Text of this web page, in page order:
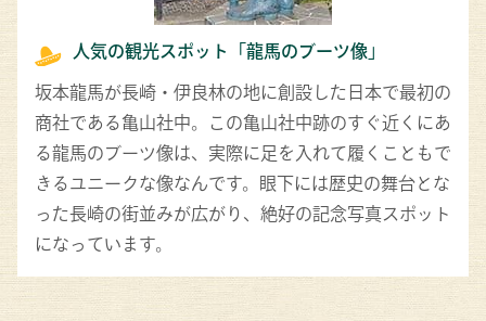
人気の観光スポット「龍馬のブーツ像」
坂本龍馬が長崎・伊良林の地に創設した日本で最初の
商社である亀山社中。この亀山社中跡のすぐ近くにあ
る龍馬のブーツ像は、実際に足を入れて履くこともで
きるユニークな像なんです。眼下には歴史の舞台とな
った長崎の街並みが広がり、絶好の記念写真スポット
になっています。